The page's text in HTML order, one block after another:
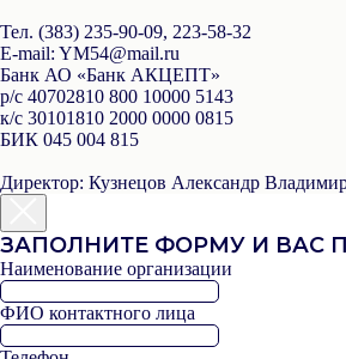
Тел. (383) 235-90-09, 223-58-32
Е-mail: YM54@mail.ru
Банк АО «Банк АКЦЕПТ»
р/с 40702810 800 10000 5143
к/с 30101810 2000 0000 0815
БИК 045 004 815
Директор: Кузнецов Александр
ЗАПОЛНИТЕ ФОРМУ И ВАС
Наименование организации
ФИО контактного лица